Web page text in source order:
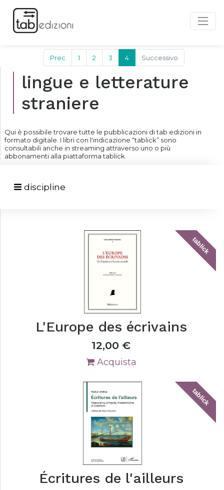
Prec 1 2 3 4 Successivo
lingue e letterature
straniere
Qui è possibile trovare tutte le pubblicazioni di tab edizioni in
formato digitale. I libri con l'indicazione “tablick” sono
consultabili anche in streaming attraverso uno o più
abbonamenti alla piattaforma tablick.
discipline
tablick
L'Europe des écrivains
12,00 €
Acquista
tablick
Écritures de l'ailleurs